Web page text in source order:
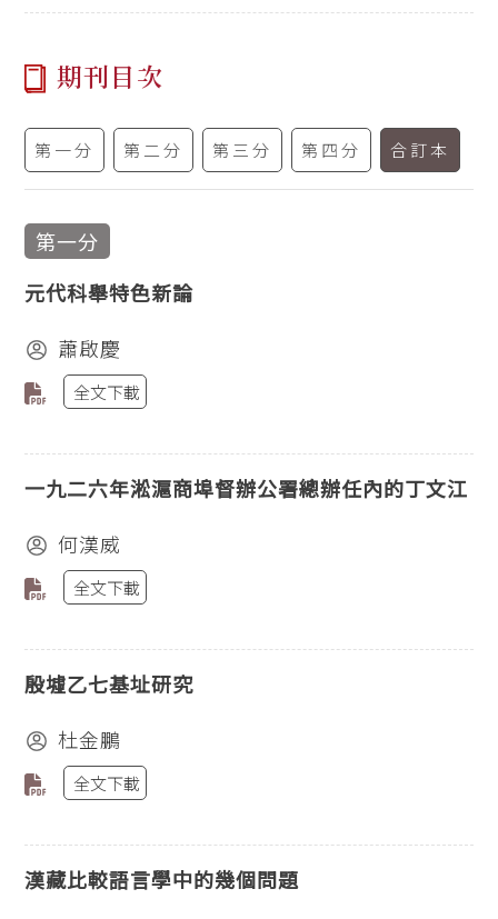
期刊目次
第一分 第二分 第三分 第四分 合訂本
第一分
元代科舉特色新論
蕭啟慶
全文下載
一九二六年淞滬商埠督辦公署總辦任內的丁文江
何漢威
全文下載
殷墟乙七基址研究
杜金鵬
全文下載
漢藏比較語言學中的幾個問題